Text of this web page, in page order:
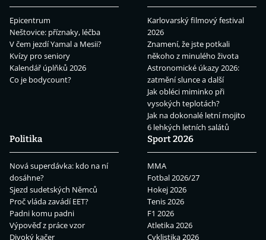
Epicentrum
Neštovice: příznaky, léčba
V čem jezdí Yamal a Mesii?
Kvízy pro seniory
Kalendář úplňků 2026
Co je bodycount?
Karlovarský filmový festival
2026
Znamení, že jste potkali
někoho z minulého života
Astronomické úkazy 2026:
zatmění slunce a další
Jak obléci miminko při
vysokých teplotách?
Jak na dokonalé letní mojito
6 lehkých letních salátů
Politika
Nová superdávka: kdo na ní
dosáhne?
Sjezd sudetských Němců
Proč vláda zavádí EET?
Padni komu padni
Výpověď z práce vzor
Divoký kačer
Sport 2026
MMA
Fotbal 2026/27
Hokej 2026
Tenis 2026
F1 2026
Atletika 2026
Cyklistika 2026